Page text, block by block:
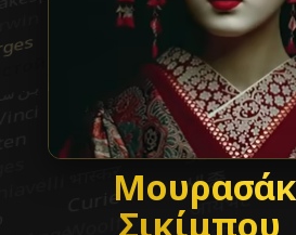
Σικίμπου